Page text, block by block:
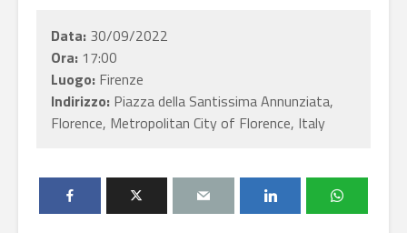
Data: 30/09/2022
Ora: 17:00
Luogo: Firenze
Indirizzo: Piazza della Santissima Annunziata,
Florence, Metropolitan City of Florence, Italy